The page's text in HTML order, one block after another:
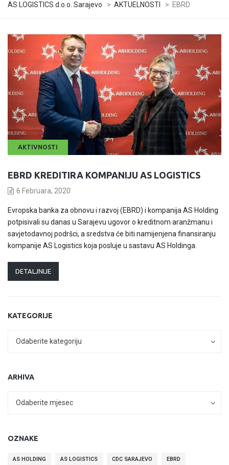
AS LOGISTICS d.o.o. Sarajevo > AKTUELNOSTI > EBRD
AKTIVNOSTI
EBRD KREDITIRA KOMPANIJU AS LOGISTICS
6 Februara, 2020
Evropska banka za obnovu i razvoj (EBRD) i kompanija AS Holding
potpisivali su danas u Sarajevu ugovor o kreditnom aranžmanu i
savjetodavnoj podršci, a sredstva će biti namijenjena finansiranju
kompanije AS Logistics koja posluje u sastavu AS Holdinga.
DETALJNIJE
KATEGORIJE
Odaberite kategoriju
ARHIVA
Odaberite mjesec
OZNAKE
AS HOLDING AS LOGISTICS CDC SARAJEVO EBRD